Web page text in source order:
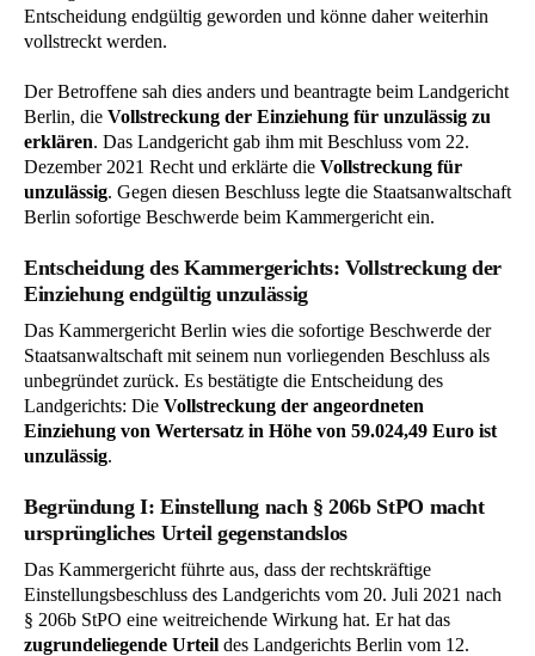
Entscheidung endgültig geworden und könne daher weiterhin
vollstreckt werden.
Der Betroffene sah dies anders und beantragte beim Landgericht
Berlin, die Vollstreckung der Einziehung für unzulässig zu
erklären. Das Landgericht gab ihm mit Beschluss vom 22.
Dezember 2021 Recht und erklärte die Vollstreckung für
unzulässig. Gegen diesen Beschluss legte die Staatsanwaltschaft
Berlin sofortige Beschwerde beim Kammergericht ein.
Entscheidung des Kammergerichts: Vollstreckung der
Einziehung endgültig unzulässig
Das Kammergericht Berlin wies die sofortige Beschwerde der
Staatsanwaltschaft mit seinem nun vorliegenden Beschluss als
unbegründet zurück. Es bestätigte die Entscheidung des
Landgerichts: Die Vollstreckung der angeordneten
Einziehung von Wertersatz in Höhe von 59.024,49 Euro ist
unzulässig.
Begründung I: Einstellung nach § 206b StPO macht
ursprüngliches Urteil gegenstandslos
Das Kammergericht führte aus, dass der rechtskräftige
Einstellungsbeschluss des Landgerichts vom 20. Juli 2021 nach
§ 206b StPO eine weitreichende Wirkung hat. Er hat das
zugrundeliegende Urteil des Landgerichts Berlin vom 12.